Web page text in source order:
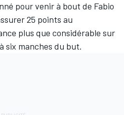
pour venir à bout de Fabio
25 points au
plus que considérable sur
six manches du but.